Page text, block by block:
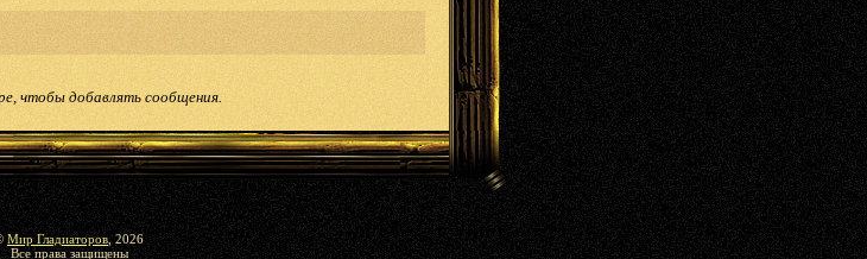
чтобы добавлять сообщения.
Мир Гладиаторов , 2026
Все права защищены